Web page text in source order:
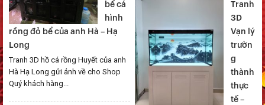
bể cá
hình
rồng đỏ bể của anh Hà – Hạ
Long
Tranh 3D hồ cá rồng Huyết của anh
Hà Hạ Long gửi ảnh về cho Shop
Quý khách hàng...
Tranh
3D
Vạn lý
trườn
g
thành
thực
tế –